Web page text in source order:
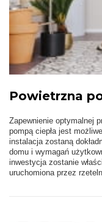
Powietrzna
Zapewnienie optymalnej
pompą ciepła jest
instalacja zostaną
domu i wymagań
inwestycja zostanie
uruchomiona przez